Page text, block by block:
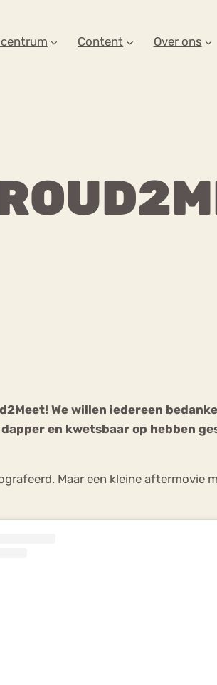
Content Over ons
We willen iedereen
en kwetsbaar op hebben
Maar een kleine aftermovie
ZOEK?